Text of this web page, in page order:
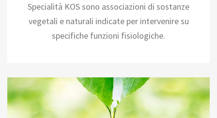
Specialità KOS sono associazioni di sostanze
vegetali e naturali indicate per intervenire su
specifiche funzioni fisiologiche.